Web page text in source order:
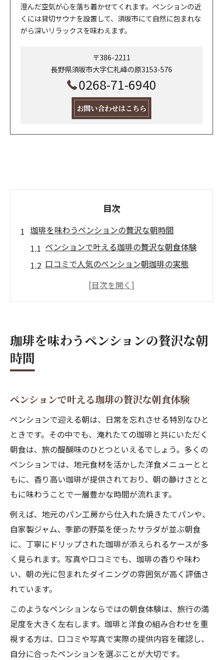
澄んだ空気が心を落ち着かせてくれます。ペンションの近
くには貸切サウナを設置して、須坂市にて自然に包まれな
がら深いリラックスを味わえます。
〒386-2211
長野県須坂市大字仁礼峰の原3153-576
0268-71-6940
お問い合わせはこちら
目次
珈琲を味わうペンションの贅沢な朝時間
ペンションで叶える珈琲の贅沢な朝食体験
口コミで人気のペンション朝珈琲の実態
こだわり珈琲を楽しめるペンションの魅力
組み合わせ
口コミで評判のペンション珈琲体験とは
解説
口コミから見るペンション珈琲の特徴とポ
イント
ペンションの珈琲サービス利用者の生の声
紹介
レビューで人気のペンション珈琲のおすす
洋食メニュー豊富なペンションの魅力解説
ペンションで味わえる洋食メニューの種類
と特徴
洋食が充実したペンションの選び方とポイ
ント
ペンション自慢の洋食メニューを口コミで
比較
季節限定メニューが魅力のペンション洋食
特集
珈琲を味わうペンションの贅沢な朝
時間
ペンションで叶える珈琲の贅沢な朝食体験
ペンションで迎える朝は、日常を忘れさせる特別なひと
ときです。その中でも、淹れたての珈琲と共にいただく
朝食は、旅の醍醐味のひとつといえるでしょう。多くの
ペンションでは、地元食材を活かした洋食メニューとと
もに、香り高い珈琲が提供されており、朝の静けさとと
もに味わうことで一層豊かな時間が流れます。
例えば、地元のパン工房から仕入れた焼きたてパンや、
自家製ジャム、季節の野菜を使ったサラダが並ぶ朝食
に、丁寧にドリップされた珈琲が添えられるケースが多
く見られます。写真や口コミでも、珈琲の香りや味わ
い、朝の光に包まれたダイニングの雰囲気が高く評価さ
れています。
このようなペンションならではの朝食体験は、旅行の満
足度を大きく左右します。珈琲と洋食の組み合わせを重
視する方は、口コミや写真で実際の提供内容を確認し、
自分に合ったペンションを選ぶことが大切です。